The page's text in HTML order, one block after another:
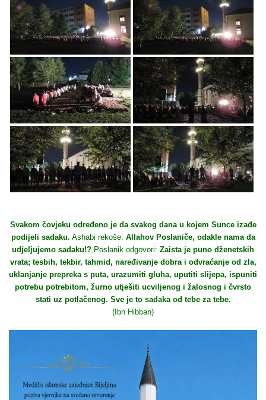
Svakom čovjeku određeno je da svakog dana u kojem Sunce izađe
podijeli sadaku. Ashabi rekoše: Allahov Poslaniče, odakle nama da
udjeljujemo sadaku!? Poslanik odgovori: Zaista je puno dženetskih
vrata; tesbih, tekbir, tahmid, naređivanje dobra i odvraćanje od zla,
uklanjanje prepreka s puta, urazumiti gluha, uputiti slijepa, ispuniti
potrebu potrebitom, žurno utješiti ucviljenog i žalosnog i čvrsto
stati uz potlačenog. Sve je to sadaka od tebe za tebe.
(Ibn Hibban)